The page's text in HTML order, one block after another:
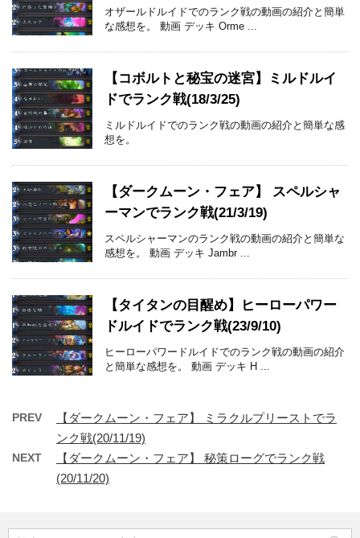
オザールドルイドでのランク戦の動画の紹介と簡単
な感想を。 動画 デッキ Orme ...
【コボルトと秘宝の迷宮】ミルドルイ
ドでランク戦(18/3/25)
ミルドルイドでのランク戦の動画の紹介と簡単な感
想を。
【ダークムーン・フェア】 スペルシャ
ーマンでランク戦(21/3/19)
スペルシャーマンのランク戦の動画の紹介と簡単な
感想を。 動画 デッキ Jambr ...
【タイタンの目醒め】ヒーローパワー
ドルイドでランク戦(23/9/10)
ヒーローパワードルイドでのランク戦の動画の紹介
と簡単な感想を。 動画 デッキ H ...
PREV
【ダークムーン・フェア】 ミラクルプリーストでラ
ンク戦(20/11/19)
NEXT
【ダークムーン・フェア】 秘策ローグでランク戦
(20/11/20)